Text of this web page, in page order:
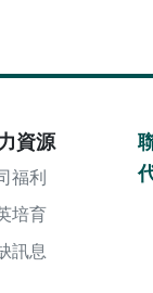
資源
福利
培育
訊息